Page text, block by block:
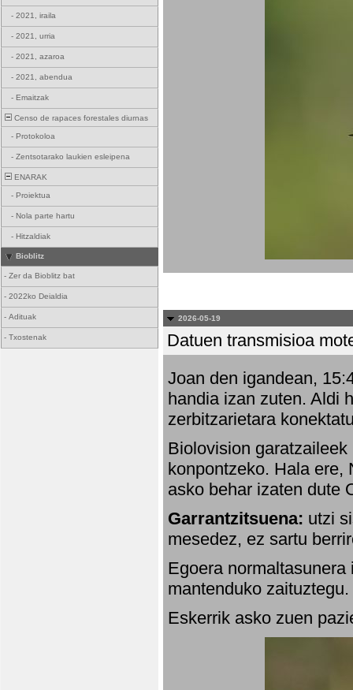
- 2021, iraila
- 2021, urria
- 2021, azaroa
- 2021, abendua
- Emaitzak
Censo de rapaces forestales diurnas
- Protokoloa
- Zentsotarako laukien esleipena
ENARAK
- Proiektua
- Nola parte hartu
- Hitzaldiak
Bioblitz
- Zer da Bioblitz bat
- 2022ko Deialdia
- Adituak
- Txostenak
2026-05-19
Datuen transmisioa
Joan den igandean,
handia izan zuten. Aldi
zerbitzarietara
Biolovision
konpontzeko. Hala ere,
asko behar izaten dute
Garrantzitsuena: utzi
mesedez, ez sartu
Egoera
mantenduko
Eskerrik asko zuen